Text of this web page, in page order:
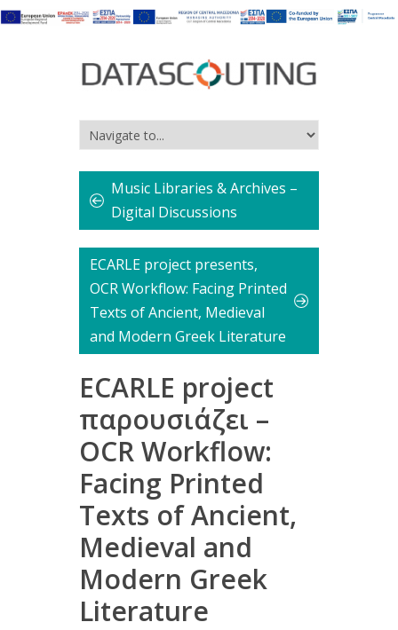
Music Libraries & Archives –
Digital Discussions
ECARLE project presents,
OCR Workflow: Facing Printed
Texts of Ancient, Medieval
and Modern Greek Literature
ECARLE project
παρουσιάζει –
OCR Workflow:
Facing Printed
Texts of Ancient,
Medieval and
Modern Greek
Literature